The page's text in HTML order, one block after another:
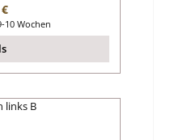
Preis:
10 Wochen